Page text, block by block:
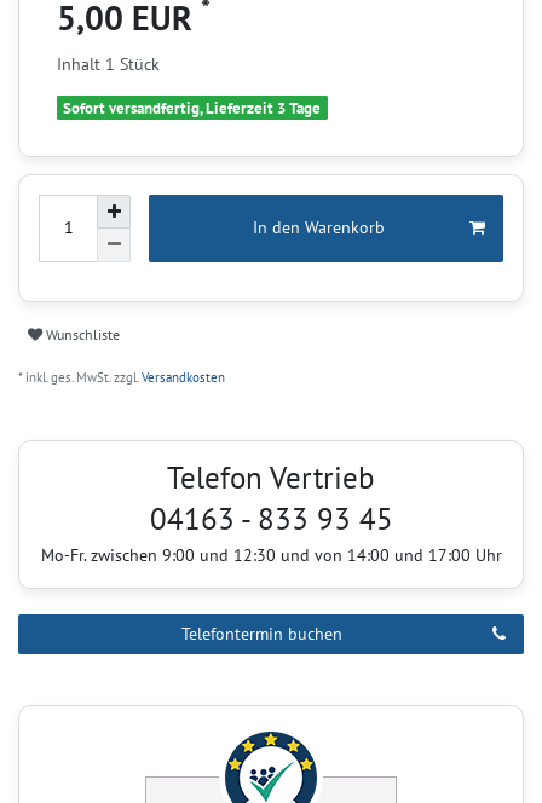
5,00 EUR *
Inhalt 1 Stück
Sofort versandfertig, Lieferzeit 3 Tage
In den Warenkorb
Wunschliste
* inkl. ges. MwSt. zzgl.Versandkosten
Telefon Vertrieb
04163 - 833 93 45
Mo-Fr. zwischen 9:00 und 12:30 und von 14:00 und 17:00 Uhr
Telefontermin buchen